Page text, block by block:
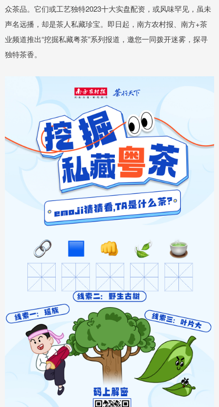
众茶品。它们或工艺独特2023十大实盘配资，或风味罕见，虽未
声名远播，却是茶人私藏珍宝。即日起，南方农村报、南方+茶
业频道推出“挖掘私藏粤茶”系列报道，邀您一同拨开迷雾，探寻
独特茶香。